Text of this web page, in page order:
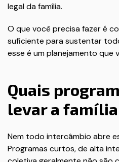
legal da família.
O que você precisa fazer é
suficiente para sustentar
esse é um planejamento que
Quais
levar a família
Nem todo intercâmbio abre
Programas curtos, de alta